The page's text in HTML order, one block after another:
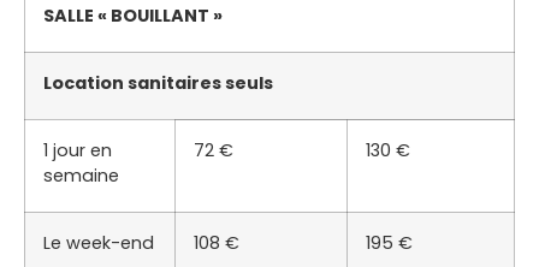
SALLE « BOUILLANT »
Location sanitaires seuls
1 jour en
semaine
72 € 130 €
Le week-end 108 € 195 €